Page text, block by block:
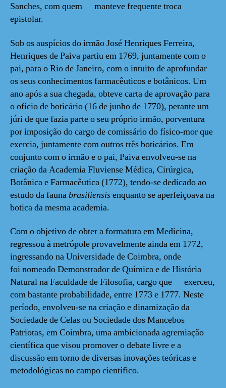
Sanches, com quem manteve frequente troca
epistolar.
Sob os auspícios do irmão José Henriques Ferreira,
Henriques de Paiva partiu em 1769, juntamente com o
pai, para o Rio de Janeiro, com o intuito de aprofundar
os seus conhecimentos farmacêuticos e botânicos. Um
ano após a sua chegada, obteve carta de aprovação para
o ofício de boticário (16 de junho de 1770), perante um
júri de que fazia parte o seu próprio irmão, porventura
por imposição do cargo de comissário do físico-mor que
exercia, juntamente com outros três boticários. Em
conjunto com o irmão e o pai, Paiva envolveu-se na
criação da Academia Fluviense Médica, Cirúrgica,
Botânica e Farmacêutica (1772), tendo-se dedicado ao
estudo da faunabrasiliensisenquanto se aperfeiçoava na
botica da mesma academia.
Com o objetivo de obter a formatura em Medicina,
regressou à metrópole provavelmente ainda em 1772,
ingressando na Universidade de Coimbra, onde
foi nomeado Demonstrador de Química e de História
Natural na Faculdade de Filosofia, cargo que exerceu,
com bastante probabilidade, entre 1773 e 1777. Neste
período, envolveu-se na criação e dinamização da
Sociedade de Celas ou Sociedade dos Mancebos
Patriotas, em Coimbra, uma ambicionada agremiação
científica que visou promover o debate livre e a
discussão em torno de diversas inovações teóricas e
metodológicas no campo científico.